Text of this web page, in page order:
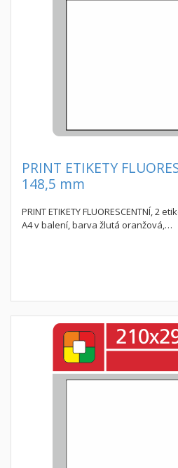
PRINT ETIKETY
148,5 mm
PRINT ETIKETY FLUORESCENTNÍ, 2
A4 v balení, barva žlutá oranžová,…